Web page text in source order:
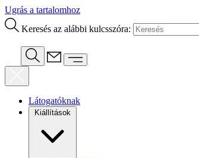
Ugrás a tartalomhoz
Keresés az alábbi kulcsszóra:
Látogatóknak
Kiállítások